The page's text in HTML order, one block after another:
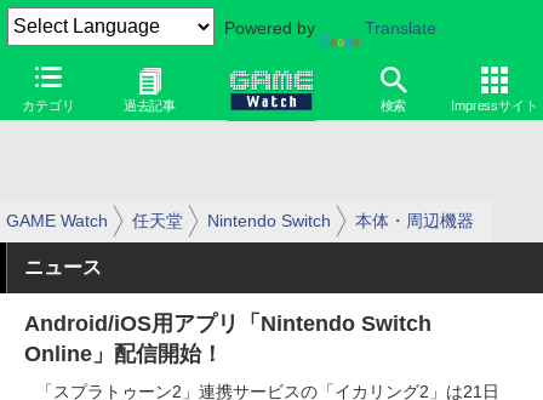
Powered by Translate
カテゴリ 過去記事 検索 Impressサイト
GAME Watch 任天堂 Nintendo Switch 本体・周辺機器
ニュース
Android/iOS用アプリ「Nintendo Switch
Online」配信開始！
「スプラトゥーン2」連携サービスの「イカリング2」は21日